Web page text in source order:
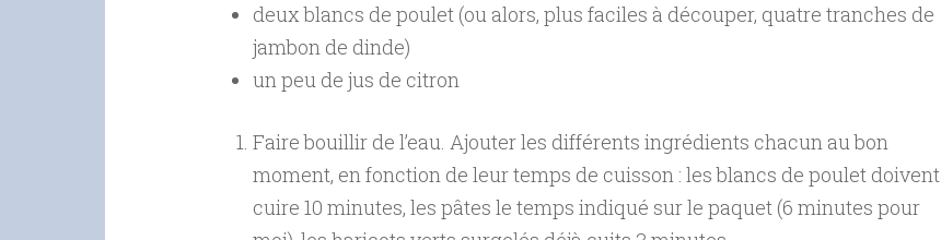
deux blancs de poulet (ou alors, plus faciles à découper, quatre tranches de
jambon de dinde)
un peu de jus de citron
Faire bouillir de l’eau. Ajouter les différents ingrédients chacun au bon
moment, en fonction de leur temps de cuisson : les blancs de poulet doivent
cuire 10 minutes, les pâtes le temps indiqué sur le paquet (6 minutes pour